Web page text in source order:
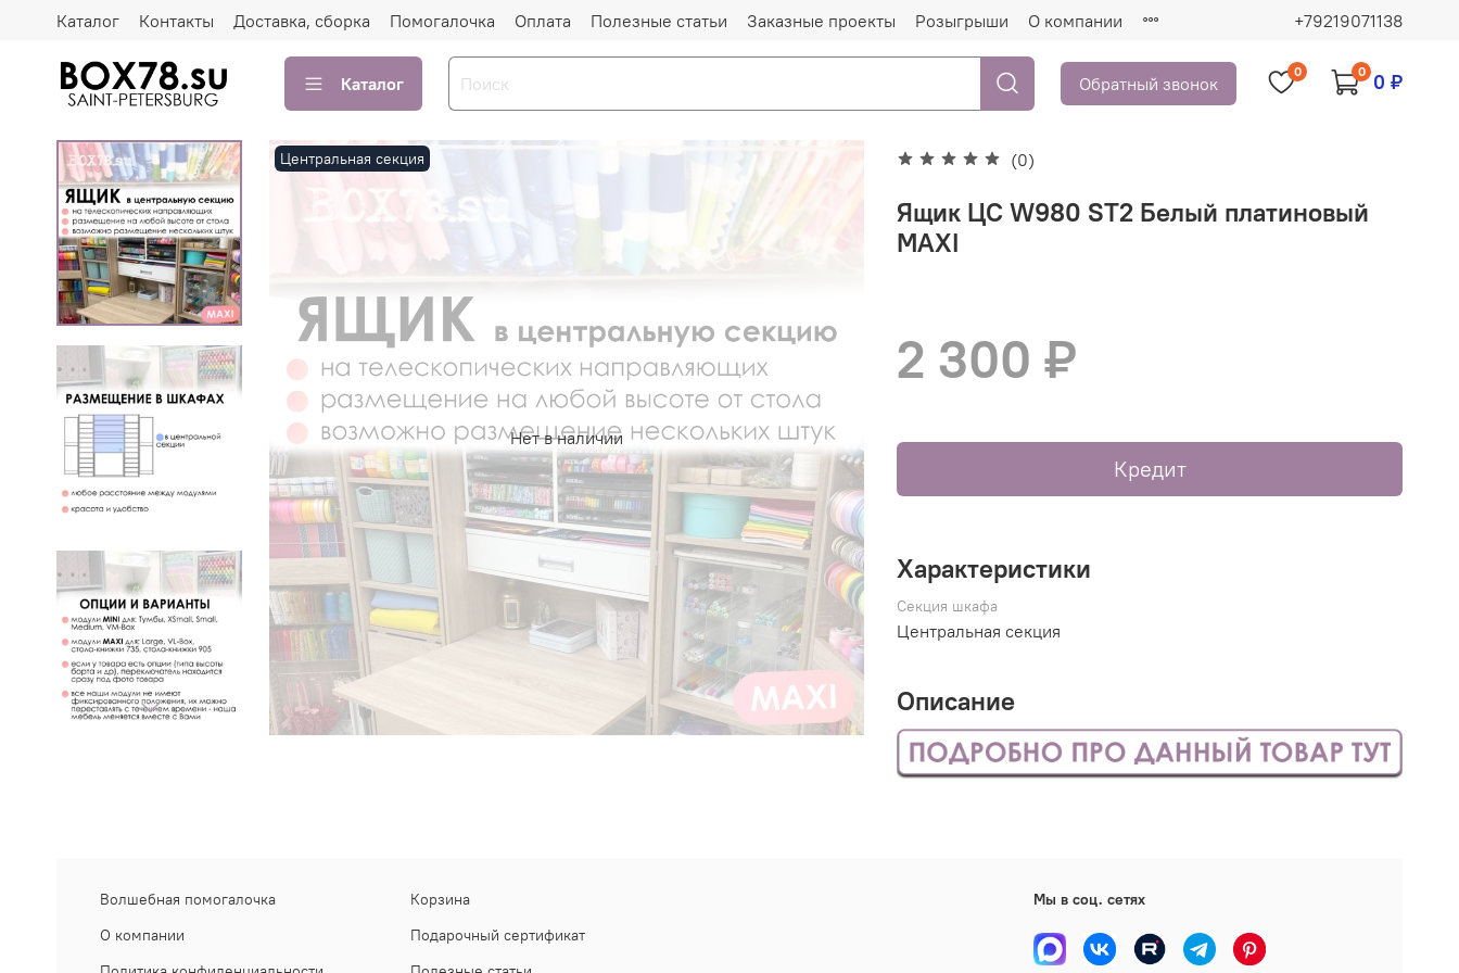
Каталог Контакты Доставка, сборка Помогалочка Оплата Полезные статьи Заказные проекты Розыгрыши О компании +79219071138
Каталог Обратный звонок
0 0 0 ₽
Нет в наличии
Центральная секция (0)
Ящик ЦС W980 ST2 Белый платиновый
MAXI
2 300 ₽
Кредит
Характеристики
Секция шкафа
Центральная секция
Описание
Волшебная помогалочка
О компании
Корзина
Подарочный сертификат
Мы в соц. сетях